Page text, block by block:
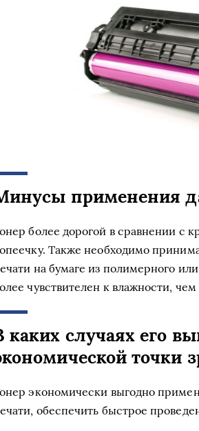
применения
более дорогой в сравнении с
Также необходимо
на бумаге из полимерного
чувствителен к влажности, чем
каких случаях его
точки
экономически выгодно
обеспечить быстрое